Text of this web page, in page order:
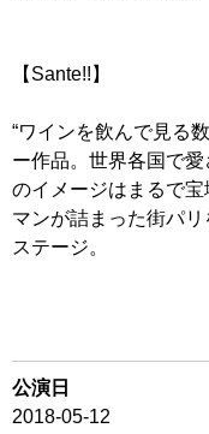
【Sante!!】
“ワインを飲んで見る
ー作品。世界各国で
のイメージはまるで
マンが詰まった街パ
ステージ。
公演日
2018-05-12